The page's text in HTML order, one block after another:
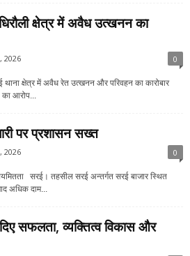
क्षेत्र में अवैध उत्खनन का
2026 0
क्षेत्र में अवैध रेत उत्खनन और परिवहन का कारोबार
का आरोप...
पर प्रशासन सख्त
2026 0
सरई। तहसील सरई अन्तर्गत सरई बाजार स्थित
अधिक दाम...
दिए सफलता, व्यक्तित्व विकास और